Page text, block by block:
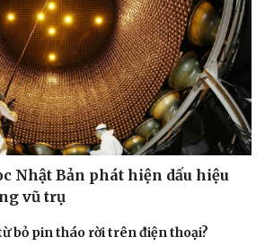
Công nghệ
Sành điệu
Tin Công nghệ
Trải nghiệm
Chuyển đổi số
Nhật Bản phát hiện dấu hiệu
vũ trụ
bỏ pin tháo rời trên điện thoại?